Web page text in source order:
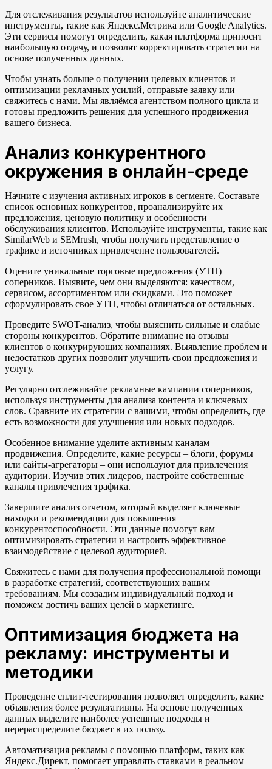
Для отслеживания результатов используйте аналитические
инструменты, такие как Яндекс.Метрика или Google Analytics.
Эти сервисы помогут определить, какая платформа приносит
наибольшую отдачу, и позволят корректировать стратегии на
основе полученных данных.
Чтобы узнать больше о получении целевых клиентов и
оптимизации рекламных усилий, отправьте заявку или
свяжитесь с нами. Мы являёмся агентством полного цикла и
готовы предложить решения для успешного продвижения
вашего бизнеса.
Анализ конкурентного
окружения в онлайн-среде
Начните с изучения активных игроков в сегменте. Составьте
список основных конкурентов, проанализируйте их
предложения, ценовую политику и особенности
обслуживания клиентов. Используйте инструменты, такие как
SimilarWeb и SEMrush, чтобы получить представление о
трафике и источниках привлечение пользователей.
Оцените уникальные торговые предложения (УТП)
соперников. Выявите, чем они выделяются: качеством,
сервисом, ассортиментом или скидками. Это поможет
сформулировать свое УТП, чтобы отличаться от остальных.
Проведите SWOT-анализ, чтобы выяснить сильные и слабые
стороны конкурентов. Обратите внимание на отзывы
клиентов о конкурирующих компаниях. Выявление проблем и
недостатков других позволит улучшить свои предложения и
услугу.
Регулярно отслеживайте рекламные кампании соперников,
используя инструменты для анализа контента и ключевых
слов. Сравните их стратегии с вашими, чтобы определить, где
есть возможности для улучшения или новых подходов.
Особенное внимание уделите активным каналам
продвижения. Определите, какие ресурсы – блоги, форумы
или сайты-агрегаторы – они используют для привлечения
аудитории. Изучив этих лидеров, настройте собственные
каналы привлечения трафика.
Завершите анализ отчетом, который выделяет ключевые
находки и рекомендации для повышения
конкурентоспособности. Эти данные помогут вам
оптимизировать стратегии и настроить эффективное
взаимодействие с целевой аудиторией.
Свяжитесь с нами для получения профессиональной помощи
в разработке стратегий, соответствующих вашим
требованиям. Мы создадим индивидуальный подход и
поможем достичь ваших целей в маркетинге.
Оптимизация бюджета на
рекламу: инструменты и
методики
Проведение сплит-тестирования позволяет определить, какие
объявления более результативны. На основе полученных
данных выделите наиболее успешные подходы и
перераспределите бюджет в их пользу.
Автоматизация рекламы с помощью платформ, таких как
Яндекс.Директ, помогает управлять ставками в реальном